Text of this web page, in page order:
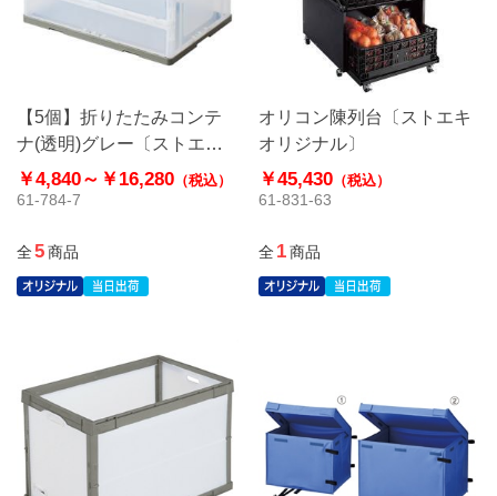
【5個】折りたたみコンテ
ナ(透明)グレー〔ストエキ
オリジナル〕
￥4,840～ ￥16,280 （税込）
61-784-7
全5商品
オリコン陳列台〔ストエキ
オリジナル〕
￥45,430（税込）
61-831-63
全1商品